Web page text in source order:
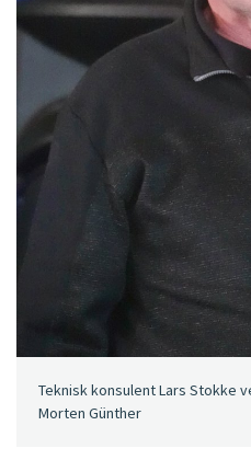
Teknisk konsulent Lars Stokke
Morten Günther